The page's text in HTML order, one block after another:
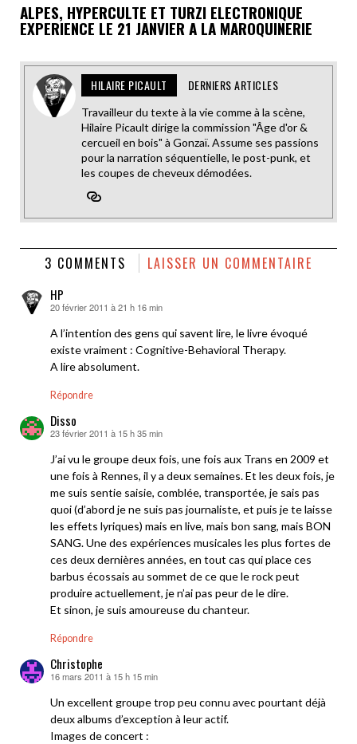
ALPES, HYPERCULTE ET TURZI ELECTRONIQUE
EXPERIENCE LE 21 JANVIER A LA MAROQUINERIE
HILAIRE PICAULT DERNIERS ARTICLES
Travailleur du texte à la vie comme à la scène,
Hilaire Picault dirige la commission "Âge d'or &
cercueil en bois" à Gonzaï. Assume ses passions
pour la narration séquentielle, le post-punk, et
les coupes de cheveux démodées.
3 COMMENTS LAISSER UN COMMENTAIRE
HP
dit :
20 février 2011 à 21 h 16 min
A l’intention des gens qui savent lire, le livre évoqué
existe vraiment : Cognitive-Behavioral Therapy.
A lire absolument.
Répondre
Disso
dit :
23 février 2011 à 15 h 35 min
J’ai vu le groupe deux fois, une fois aux Trans en 2009 et
une fois à Rennes, il y a deux semaines. Et les deux fois, je
me suis sentie saisie, comblée, transportée, je sais pas
quoi (d’abord je ne suis pas journaliste, et puis je te laisse
les effets lyriques) mais en live, mais bon sang, mais BON
SANG. Une des expériences musicales les plus fortes de
ces deux dernières années, en tout cas qui place ces
barbus écossais au sommet de ce que le rock peut
produire actuellement, je n’ai pas peur de le dire.
Et sinon, je suis amoureuse du chanteur.
Répondre
Christophe
dit :
16 mars 2011 à 15 h 15 min
Un excellent groupe trop peu connu avec pourtant déjà
deux albums d’exception à leur actif.
Images de concert :